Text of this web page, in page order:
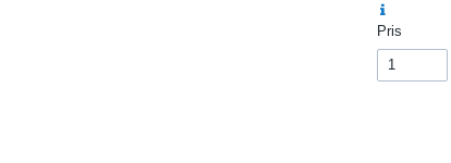
Pris